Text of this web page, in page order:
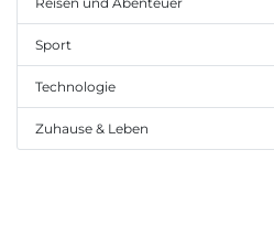
Sport
Technologie
Zuhause & Leben